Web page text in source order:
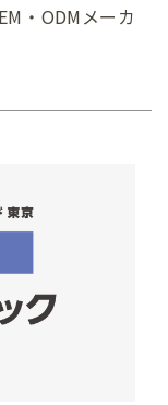
・ODMメーカ